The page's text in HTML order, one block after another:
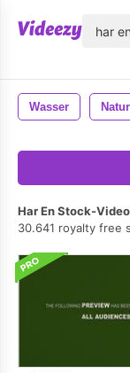
Wasser Natur
Har En Stock-Video
30.641 royalty free